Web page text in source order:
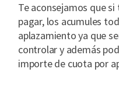
Te aconsejamos que
pagar, los acumules
aplazamiento ya que
controlar y además
importe de cuota por